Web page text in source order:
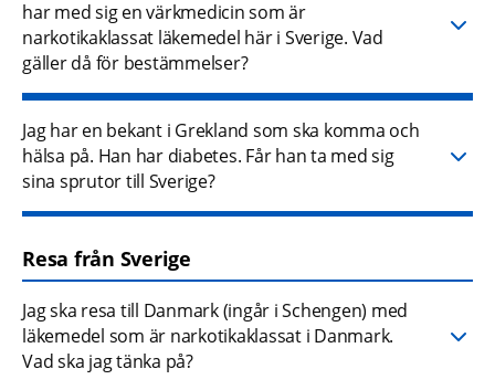
har med sig en värkmedicin som är
narkotikaklassat läkemedel här i Sverige. Vad
gäller då för bestämmelser?
Jag har en bekant i Grekland som ska komma och
hälsa på. Han har diabetes. Får han ta med sig
sina sprutor till Sverige?
Resa från Sverige
Jag ska resa till Danmark (ingår i Schengen) med
läkemedel som är narkotikaklassat i Danmark.
Vad ska jag tänka på?